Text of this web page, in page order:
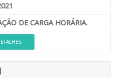
DE CARGA HORÁRIA.